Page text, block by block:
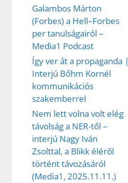
Galambos Márton
(Forbes) a Hell–Forbes
per tanulságairól –
Media1 Podcast
Így ver át a propaganda |
Interjú Bőhm Kornél
kommunikációs
szakemberrel
Nem lett volna volt elég
távolság a NER-től –
interjú Nagy Iván
Zsolttal, a Blikk éléről
történt távozásáról
(Media1, 2025.11.11.)